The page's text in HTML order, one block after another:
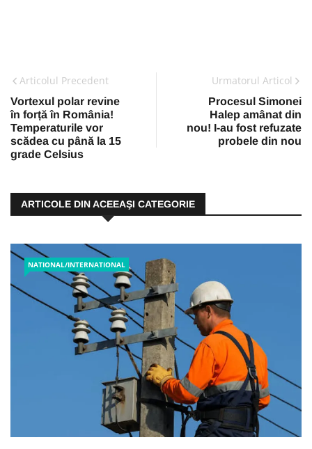
Articolul Precedent
Vortexul polar revine
în forță în România!
Temperaturile vor
scădea cu până la 15
grade Celsius
Urmatorul Articol
Procesul Simonei
Halep amânat din
nou! I-au fost refuzate
probele din nou
ARTICOLE DIN ACEEAŞI CATEGORIE
NATIONAL/INTERNATIONAL